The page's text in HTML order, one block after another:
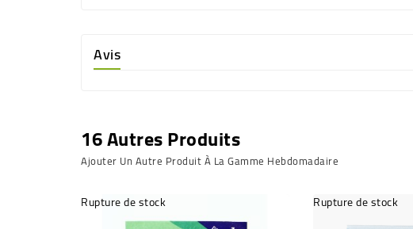
Avis
16 Autres Produits
Ajouter Un Autre Produit À La Gamme Hebdomadaire
Rupture de stock Rupture de stock